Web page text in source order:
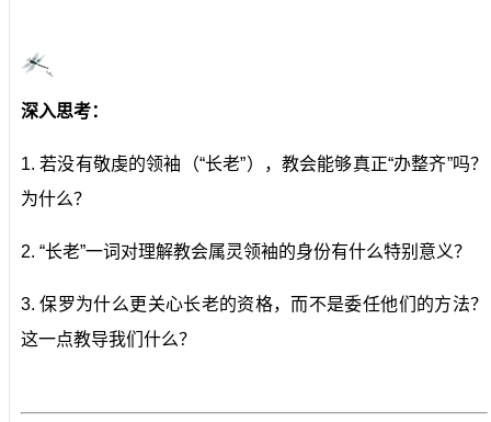
深入思考：
1. 若没有敬虔的领袖（“长老”），教会能够真正“办整齐”吗？
为什么？
2. “长老”一词对理解教会属灵领袖的身份有什么特别意义？
3. 保罗为什么更关心长老的资格，而不是委任他们的方法？
这一点教导我们什么？